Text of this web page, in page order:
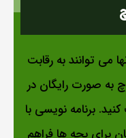
می توانند به رقابت
به صورت رایگان در
پاییز 1403 شرکت کنید. برنامه نویسی با
برای بچه ها فراهم